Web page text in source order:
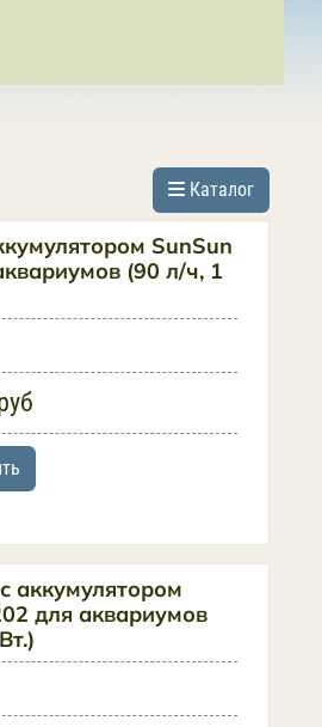
Каталог
SunSun
(90 л/ч, 1
аккумулятором
для аквариумов